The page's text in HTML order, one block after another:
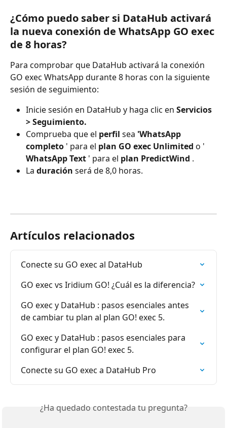
¿Cómo puedo saber si DataHub activará
la nueva conexión de WhatsApp GO exec
de 8 horas?
Para comprobar que DataHub activará la conexión
GO exec WhatsApp durante 8 horas con la siguiente
sesión de seguimiento:
Inicie sesión en DataHub y haga clic en Servicios
> Seguimiento.
Comprueba que el perfil sea 'WhatsApp
completo ' para el plan GO exec Unlimited o '
WhatsApp Text ' para el plan PredictWind .
La duración será de 8,0 horas.
Artículos relacionados
Conecte su GO exec al DataHub
GO exec vs Iridium GO! ¿Cuál es la diferencia?
GO exec y DataHub : pasos esenciales antes
de cambiar tu plan al plan GO! exec 5.
GO exec y DataHub : pasos esenciales para
configurar el plan GO! exec 5.
Conecte su GO exec a DataHub Pro
¿Ha quedado contestada tu pregunta?